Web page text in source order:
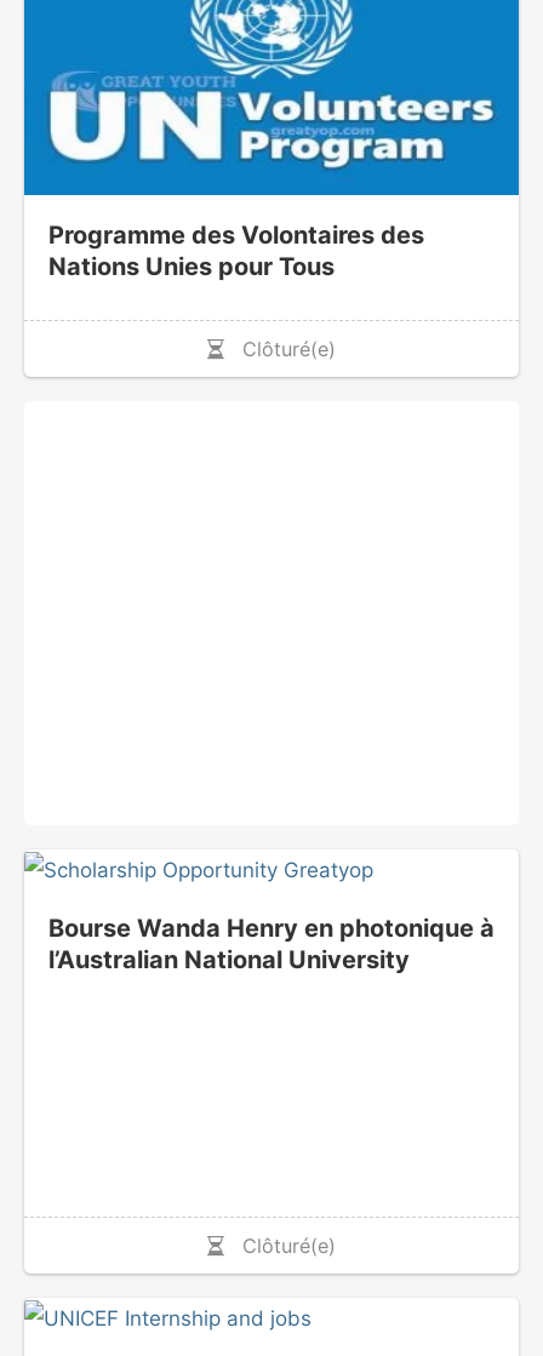
Programme des Volontaires des
Nations Unies pour Tous
Clôturé(e)
Bourse Wanda Henry en photonique à
l’Australian National University
Clôturé(e)